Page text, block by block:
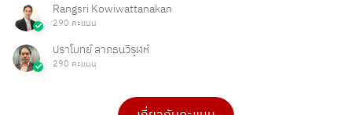
Rangsri Kowiwattanakan
290 คะแนน
ปราโมทย์ ลาภธนวิรุฬห์
290 คะแนน